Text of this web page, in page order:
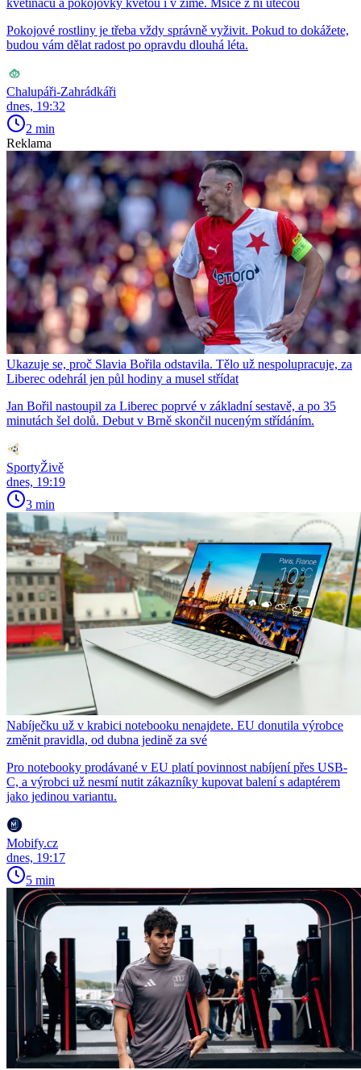
Pokojové rostliny je třeba vždy správně vyživit. Pokud to dokážete,
budou vám dělat radost po opravdu dlouhá léta.
Chalupáři-Zahrádkáři
dnes, 19:32
2 min
Reklama
Ukazuje se, proč Slavia Bořila odstavila. Tělo už nespolupracuje, za
Liberec odehrál jen půl hodiny a musel střídat
Jan Bořil nastoupil za Liberec poprvé v základní sestavě, a po 35
minutách šel dolů. Debut v Brně skončil nuceným střídáním.
SportyŽivě
dnes, 19:19
3 min
Nabíječku už v krabici notebooku nenajdete. EU donutila výrobce
změnit pravidla, od dubna jedině za své
Pro notebooky prodávané v EU platí povinnost nabíjení přes USB-
C, a výrobci už nesmí nutit zákazníky kupovat balení s adaptérem
jako jedinou variantu.
Mobify.cz
dnes, 19:17
5 min